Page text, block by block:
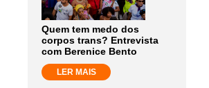
Quem tem medo dos
corpos trans? Entrevista
com Berenice Bento
LER MAIS